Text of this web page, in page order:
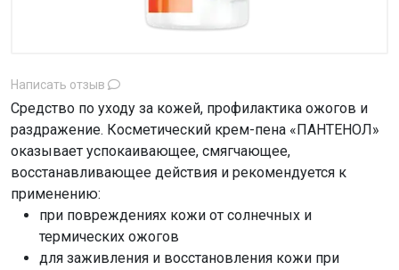
Написать отзыв
Средство по уходу за кожей, профилактика ожогов и
раздражение. Косметический крем-пена «ПАНТЕНОЛ»
оказывает успокаивающее, смягчающее,
восстанавливающее действия и рекомендуется к
применению:
при повреждениях кожи от солнечных и
термических ожогов
для заживления и восстановления кожи при